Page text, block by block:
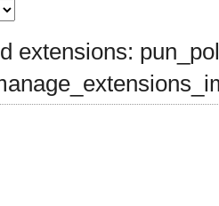
extensions: